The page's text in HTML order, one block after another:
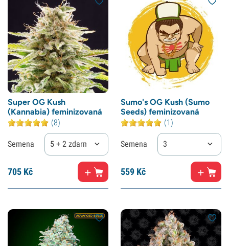
Super OG Kush
(Kannabia) feminizovaná
(8)
Semena 5 + 2 zdarma
705 Kč
Sumo's OG Kush (Sumo
Seeds) feminizovaná
(1)
Semena 3
559 Kč